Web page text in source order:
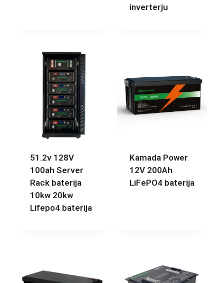
inverterju
51.2v 128V
100ah Server
Rack baterija
10kw 20kw
Lifepo4 baterija
Kamada Power
12V 200Ah
LiFePO4 baterija